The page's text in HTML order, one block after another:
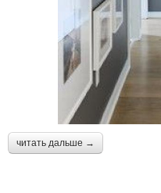
читать дальше →